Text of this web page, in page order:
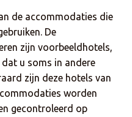
de accommodaties die
De
zijn voorbeeldhotels,
u soms in andere
zijn deze hotels van
worden
gecontroleerd op